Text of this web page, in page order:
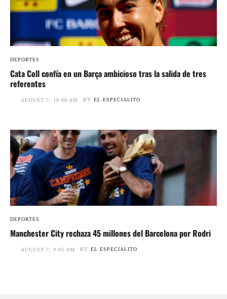
DEPORTES
Cata Coll confía en un Barça ambicioso tras la salida de tres
referentes
AUGUST 7, 10:00 AM BY EL ESPECIALITO
DEPORTES
Manchester City rechaza 45 millones del Barcelona por Rodri
AUGUST 7, 9:05 AM BY EL ESPECIALITO